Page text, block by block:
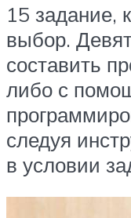
15 задание,
выбор.
составить
либо с
следуя
в условии